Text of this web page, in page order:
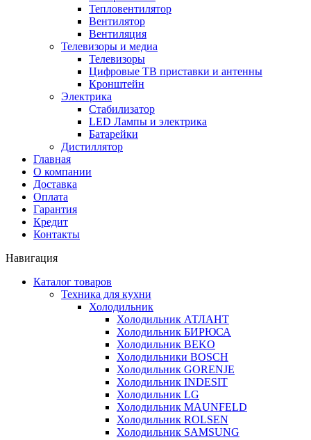
Тепловентилятор
Вентилятор
Вентиляция
Телевизоры и медиа
Телевизоры
Цифровые ТВ приставки и антенны
Кронштейн
Электрика
Стабилизатор
LED Лампы и электрика
Батарейки
Дистиллятор
Главная
О компании
Доставка
Оплата
Гарантия
Кредит
Контакты
Навигация
Каталог товаров
Техника для кухни
Холодильник
Холодильник АТЛАНТ
Холодильник БИРЮСА
Холодильник BEKO
Холодильники BOSCH
Холодильник GORENJE
Холодильник INDESIT
Холодильник LG
Холодильник MAUNFELD
Холодильник ROLSEN
Холодильник SAMSUNG